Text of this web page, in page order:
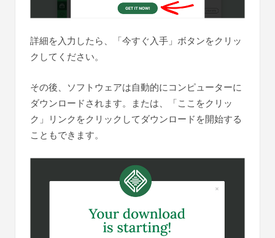
詳細を入力したら、「今すぐ入手」ボタンをクリッ
クしてください。
その後、ソフトウェアは自動的にコンピューターに
ダウンロードされます。または、「ここをクリッ
ク」リンクをクリックしてダウンロードを開始する
こともできます。